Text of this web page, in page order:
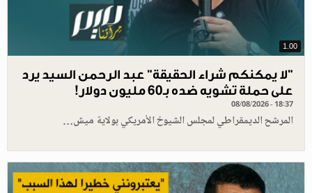
1.00
"لا يمكنكم شراء الحقيقة" عبد الرحمن السيد يرد
على حملة تشويه ضده بـ60 مليون دولار!
08/08/2026 - 18:37
المرشح الديمقراطي لمجلس الشيوخ الأمريكي بولاية ميش…